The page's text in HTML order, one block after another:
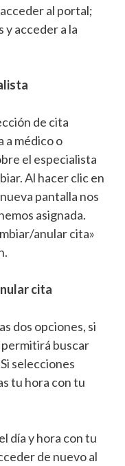
al portal;
acceder a la
de cita
a médico o
el especialista
Al hacer clic en
pantalla nos
asignada.
anular cita»
cita
dos opciones, si
permitirá buscar
selecciones
tu hora con tu
día y hora con tu
de nuevo al